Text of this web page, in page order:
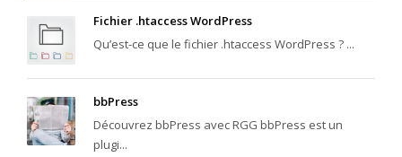
Fichier .htaccess WordPress
Qu’est-ce que le fichier .htaccess WordPress ? ...
bbPress
Découvrez bbPress avec RGG bbPress est un
plugi...